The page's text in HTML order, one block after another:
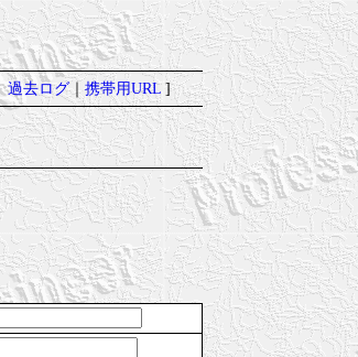
過去ログ｜携帯用URL]